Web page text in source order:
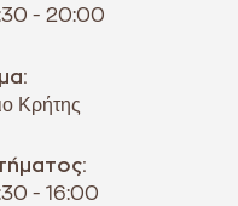
- 20:00
Κρήτης
- 16:00